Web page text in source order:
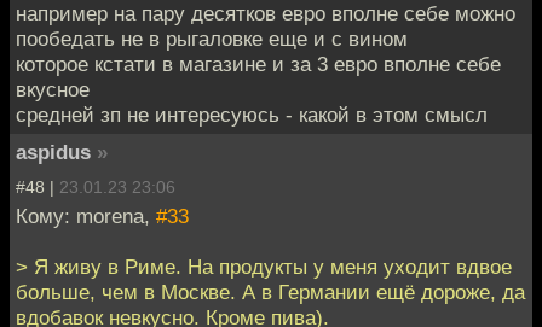
например на пару десятков евро вполне себе можно
пообедать не в рыгаловке еще и с вином
которое кстати в магазине и за 3 евро вполне себе
вкусное
средней зп не интересуюсь - какой в этом смысл
aspidus »
#48 | 23.01.23 23:06
Кому: morena, #33
> Я живу в Риме. На продукты у меня уходит вдвое
больше, чем в Москве. А в Германии ещё дороже, да
вдобавок невкусно. Кроме пива).